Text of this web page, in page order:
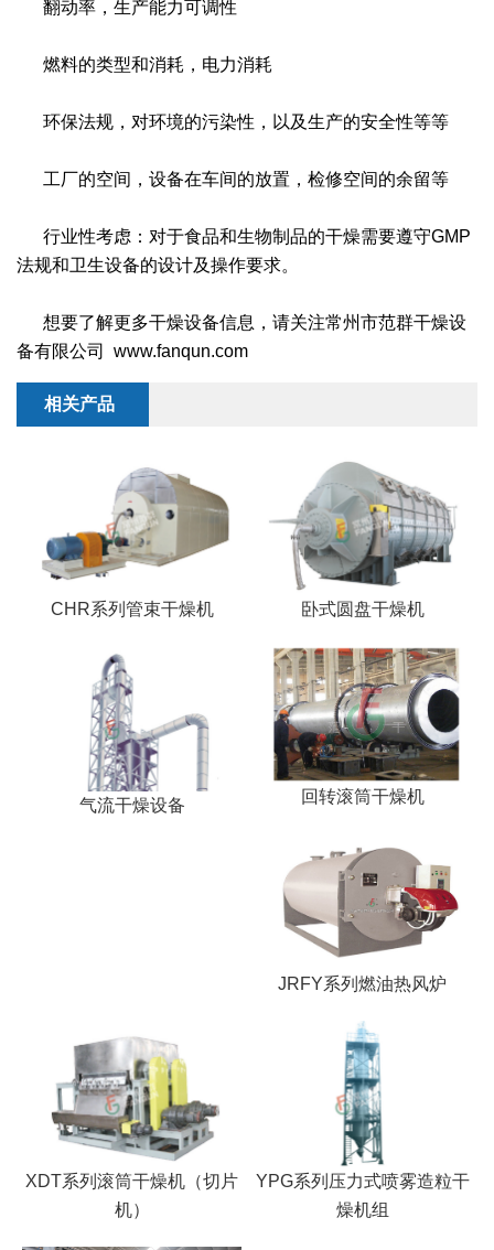
翻动率，生产能力可调性
燃料的类型和消耗，电力消耗
环保法规，对环境的污染性，以及生产的安全性等等
工厂的空间，设备在车间的放置，检修空间的余留等
行业性考虑：对于食品和生物制品的干燥需要遵守GMP
法规和卫生设备的设计及操作要求。
想要了解更多干燥设备信息，请关注常州市范群干燥设
备有限公司 www.fanqun.com
相关产品
CHR系列管束干燥机 卧式圆盘干燥机
气流干燥设备 回转滚筒干燥机
JRFY系列燃油热风炉
XDT系列滚筒干燥机（切片
机）
YPG系列压力式喷雾造粒干
燥机组